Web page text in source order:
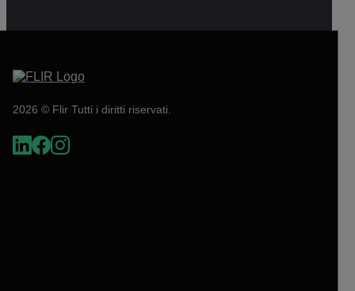
2026 © Flir Tutti i diritti riservati.